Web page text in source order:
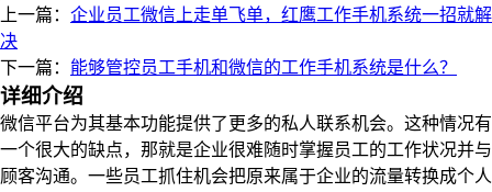
上一篇： 企业员工微信上走单飞单，红鹰工作手机系统一招就解
决
下一篇： 能够管控员工手机和微信的工作手机系统是什么？
详细介绍
微信平台为其基本功能提供了更多的私人联系机会。这种情况有
一个很大的缺点，那就是企业很难随时掌握员工的工作状况并与
顾客沟通。一些员工抓住机会把原来属于企业的流量转换成个人